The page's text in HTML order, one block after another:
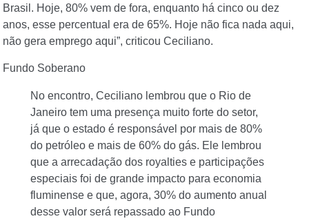
Brasil. Hoje, 80% vem de fora, enquanto há cinco ou dez
anos, esse percentual era de 65%. Hoje não fica nada aqui,
não gera emprego aqui”, criticou Ceciliano.
Fundo Soberano
No encontro, Ceciliano lembrou que o Rio de
Janeiro tem uma presença muito forte do setor,
já que o estado é responsável por mais de 80%
do petróleo e mais de 60% do gás. Ele lembrou
que a arrecadação dos royalties e participações
especiais foi de grande impacto para economia
fluminense e que, agora, 30% do aumento anual
desse valor será repassado ao Fundo